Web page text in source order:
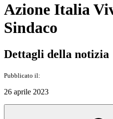
Azione Italia
Sindaco
Dettagli della notizia
Pubblicato il:
26 aprile 2023